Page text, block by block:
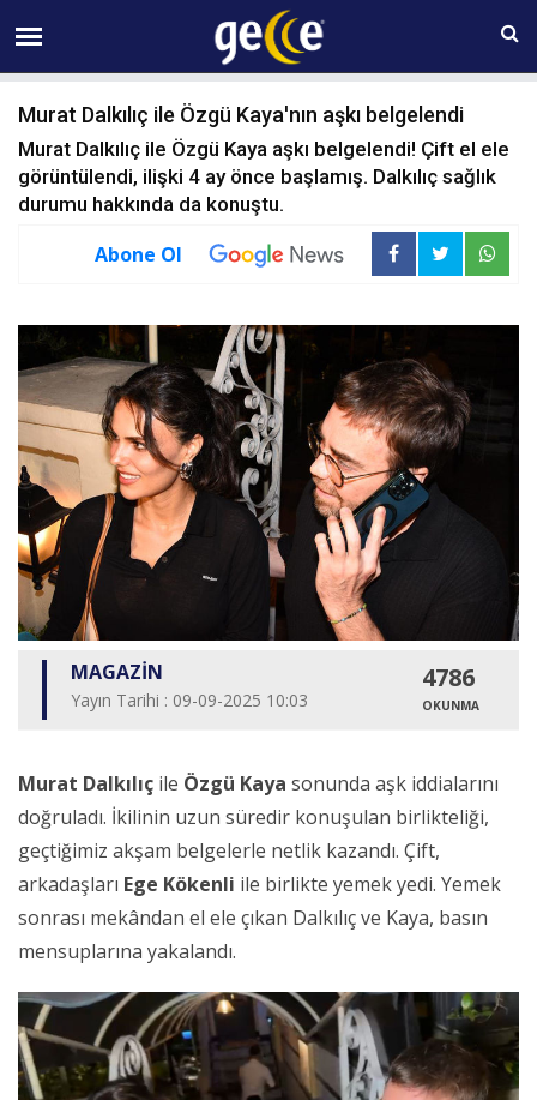
09 AĞUSTOS Pazar 09:30
Murat Dalkılıç ile Özgü Kaya'nın aşkı belgelendi
Murat Dalkılıç ile Özgü Kaya aşkı belgelendi! Çift el ele
görüntülendi, ilişki 4 ay önce başlamış. Dalkılıç sağlık
durumu hakkında da konuştu.
Abone Ol
MAGAZİN
Yayın Tarihi : 09-09-2025 10:03
4786
OKUNMA
Murat Dalkılıç ile Özgü Kaya sonunda aşk iddialarını
doğruladı. İkilinin uzun süredir konuşulan birlikteliği,
geçtiğimiz akşam belgelerle netlik kazandı. Çift,
arkadaşları Ege Kökenli ile birlikte yemek yedi. Yemek
sonrası mekândan el ele çıkan Dalkılıç ve Kaya, basın
mensuplarına yakalandı.